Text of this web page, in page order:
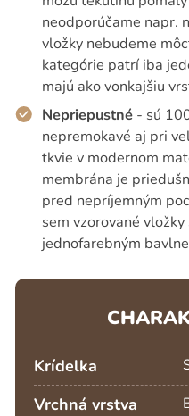
neodporúčame napr.
vložky nebudeme
kategórie patrí iba
majú ako vonkajšiu
Nepriepustné- sú
nepremokavé aj pri
tkvie v modernom
membrána je
pred nepríjemným
sem vzorované
jednofarebným
Krídelka
Vrchná vrstva